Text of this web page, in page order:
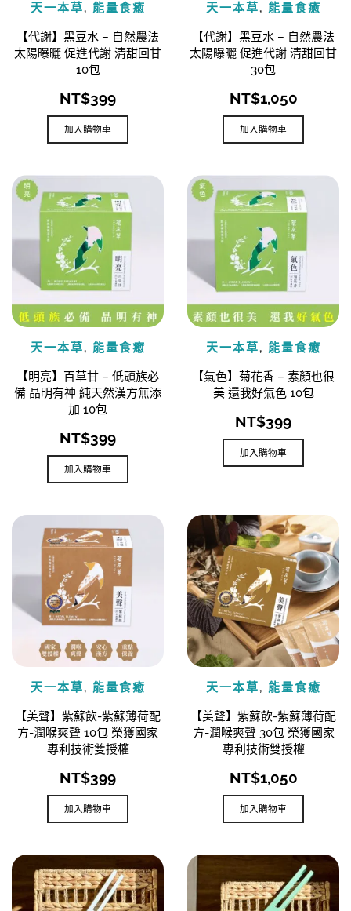
天一本草, 能量食癒
【代謝】黑豆水 – 自然農法
太陽曝曬 促進代謝 清甜回甘
10包
NT$399
加入購物車
天一本草, 能量食癒
【代謝】黑豆水 – 自然農法
太陽曝曬 促進代謝 清甜回甘
30包
NT$1,050
加入購物車
天一本草, 能量食癒
【明亮】百草甘 – 低頭族必
備 晶明有神 純天然漢方無添
加 10包
NT$399
加入購物車
天一本草, 能量食癒
【氣色】菊花香 – 素顏也很
美 還我好氣色 10包
NT$399
加入購物車
天一本草, 能量食癒
【美聲】紫蘇飲-紫蘇薄荷配
方-潤喉爽聲 10包 榮獲國家
專利技術雙授權
NT$399
加入購物車
天一本草, 能量食癒
【美聲】紫蘇飲-紫蘇薄荷配
方-潤喉爽聲 30包 榮獲國家
專利技術雙授權
NT$1,050
加入購物車